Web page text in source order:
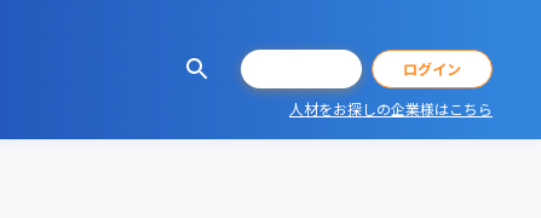
ログイン
人材をお探しの企業様はこちら